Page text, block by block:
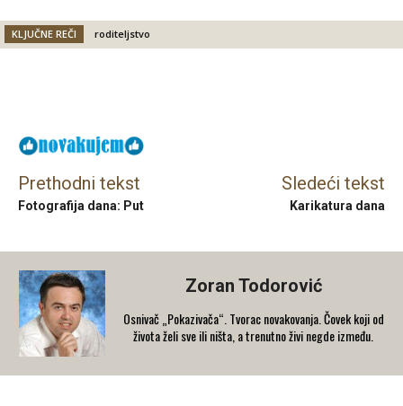
KLJUČNE REČI roditeljstvo
Prethodni tekst
Fotografija dana: Put
Sledeći tekst
Karikatura dana
Zoran Todorović
Osnivač „Pokazivača“. Tvorac novakovanja. Čovek koji od
života želi sve ili ništa, a trenutno živi negde između.